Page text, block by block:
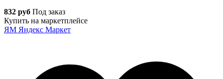
832 руб Под заказ
Купить на маркетплейсе
ЯМ Яндекс Маркет